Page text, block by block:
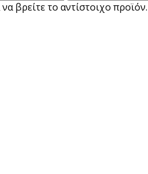
βρείτε το αντίστοιχο προϊόν.